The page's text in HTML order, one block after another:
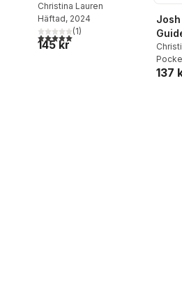
antal röster:
Christina Lauren
Häftad, 2024
5,0utav 5 stjärnor. Totalt antal
(1)
145 kr
137